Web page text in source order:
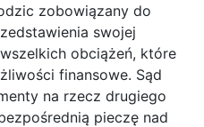
zobowiązany do
swojej
obciążeń, które
finansowe. Sąd
na rzecz drugiego
pieczę nad